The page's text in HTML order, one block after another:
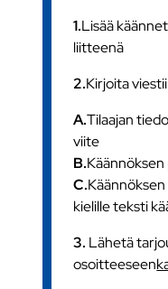
1.Lisää
liitteenä
2.Kirjoita
A.Tilaajan
viite
B.
C.
kielille teksti
3. Lähetä
osoitteeseen